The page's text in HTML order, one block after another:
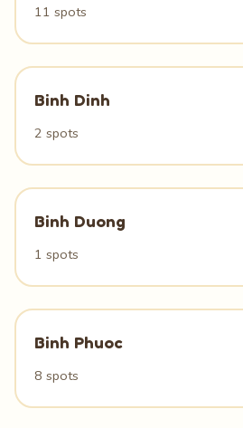
11 spots
Binh Dinh
2 spots
Binh Duong
1 spots
Binh Phuoc
8 spots